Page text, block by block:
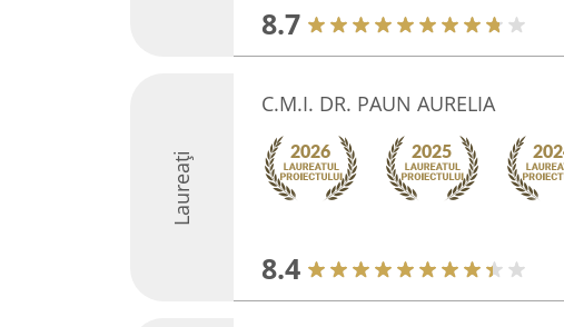
8.7
Laureați
C.M.I. DR. PAUN AURELIA
8.4